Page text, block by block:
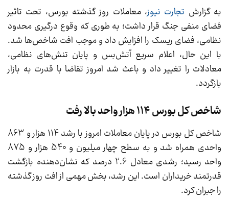
به گزارش تجارت نیوز، معاملات روز گذشته بورس، تحت تاثیر
فضای منفی جنگ قرار داشت؛ به طوری که وقوع درگیری محدود
نظامی، فضای ریسک را افزایش داد و موجب افت شاخص‌ها شد.
با این حال، اعلام سریع آتش‌بس و پایان تنش‌های نظامی،
معادلات را تغییر داد و باعث شد امروز تقاضا با قدرت به بازار
بازگردد.
شاخص کل بورس 114 هزار واحد بالا رفت
شاخص کل بورس در پایان معاملات امروز با رشد 114 هزار و 863
واحدی همراه شد و به سطح چهار میلیون و 540 هزار و 875
واحد رسید؛ رشدی معادل 2.6 درصد که نشان‌دهنده بازگشت
قدرتمند خریداران است. این رشد، بخش مهمی از افت روز گذشته
را جبران کرد.